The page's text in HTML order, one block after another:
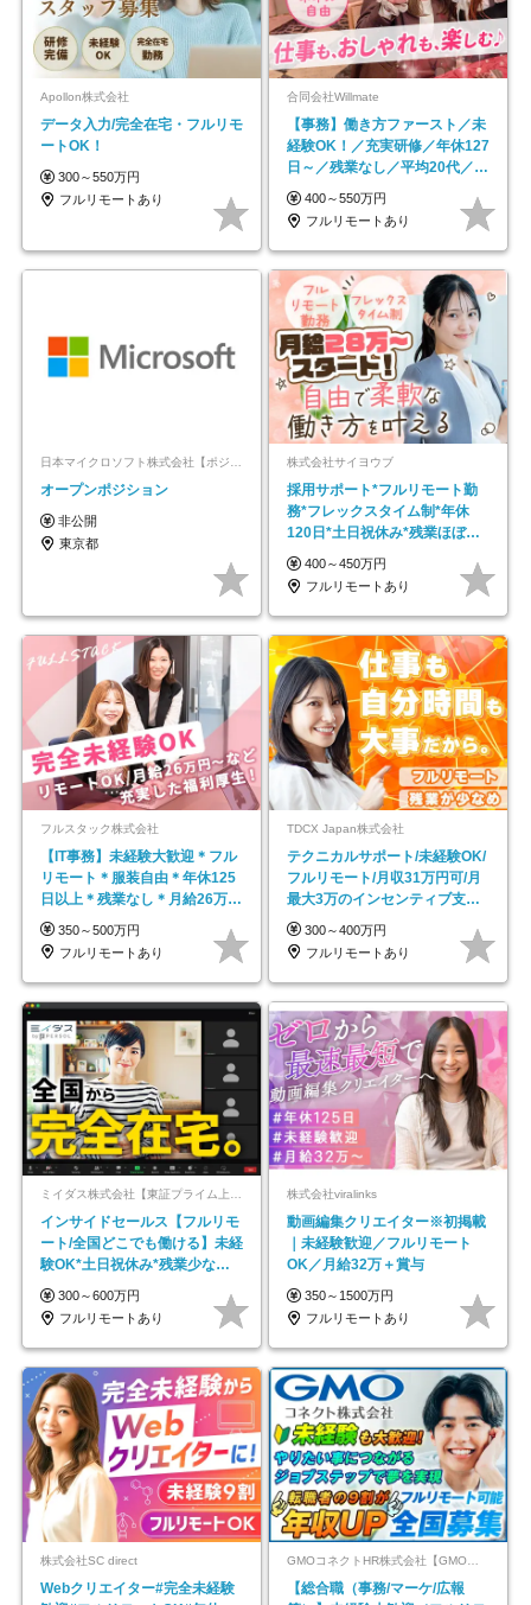
Apollon株式会社
データ入力/完全在宅・フルリモ
ートOK！
300～550万円
フルリモートあり
合同会社Willmate
【事務】働き方ファースト／未
経験OK！／充実研修／年休127
日～／残業なし／平均20代／リ
モートOK
400～550万円
フルリモートあり
日本マイクロソフト株式会社【ポジションマッチ登録】
オープンポジション
非公開
東京都
株式会社サイヨウブ
採用サポート*フルリモート勤
務*フレックスタイム制*年休
120日*土日祝休み*残業ほぼな
し*育児中社員8割以上
400～450万円
フルリモートあり
フルスタック株式会社
【IT事務】未経験大歓迎＊フル
リモート＊服装自由＊年休125
日以上＊残業なし＊月給26万円
以上
350～500万円
フルリモートあり
TDCX Japan株式会社
テクニカルサポート/未経験OK/
フルリモート/月収31万円可/月
最大3万のインセンティブ支給/
平均年齢33歳
300～400万円
フルリモートあり
ミイダス株式会社【東証プライム上場パーソルグループ】
インサイドセールス【フルリモ
ート/全国どこでも働ける】未経
験OK*土日祝休み*残業少なめ*
在宅勤務手当あり
300～600万円
フルリモートあり
株式会社viralinks
動画編集クリエイター※初掲載
｜未経験歓迎／フルリモート
OK／月給32万＋賞与
350～1500万円
フルリモートあり
株式会社SC direct
Webクリエイター#完全未経験
GMOコネクトHR株式会社【GMOインターネットグループ】
【総合職（事務/マーケ/広報